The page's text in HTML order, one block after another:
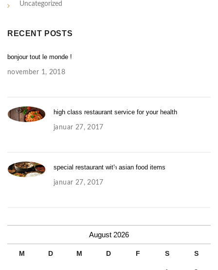
Uncategorized
RECENT POSTS
bonjour tout le monde !
november 1, 2018
high class restaurant service for your health
januar 27, 2017
special restaurant with asian food items
januar 27, 2017
August 2026
M D M D F S S
S
c